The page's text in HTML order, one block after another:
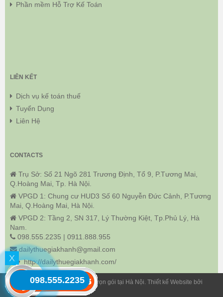
Phần mềm Hỗ Trợ Kế Toán
LIÊN KẾT
Dịch vụ kế toán thuế
Tuyển Dụng
Liên Hệ
CONTACTS
Trụ Sở: Số 21 Ngõ 281 Trương Định, Tổ 9, P.Tương Mai,
Q.Hoàng Mai, Tp. Hà Nội.
VPGD 1: Chung cư HUD3 Số 60 Nguyễn Đức Cảnh, P.Tương
Mai, Q.Hoàng Mai, Hà Nội.
VPGD 2: Tầng 2, SN 317, Lý Thường Kiệt, Tp.Phủ Lý, Hà
Nam.
098.555.2235 | 0911.888.955
dailythuegiakhanh@gmail.com
http://dailythuegiakhanh.com/
© 2022 Dịch Vụ Kế Toán Thuế Trọn gói tại Hà Nội. Thiết kế Website bởi
giakhanh.
X
098.555.2235